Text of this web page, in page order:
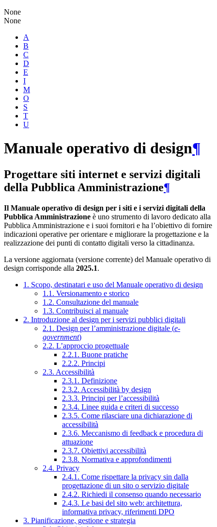
None
None
A
B
C
D
E
I
M
O
S
T
U
Manuale operativo di design¶
Progettare siti internet e servizi digitali
della Pubblica Amministrazione¶
Il Manuale operativo di design per i siti e i servizi digitali della
Pubblica Amministrazione è uno strumento di lavoro dedicato alla
Pubblica Amministrazione e i suoi fornitori e ha l’obiettivo di fornire
indicazioni operative per orientare e migliorare la progettazione e la
realizzazione dei punti di contatto digitali verso la cittadinanza.
La versione aggiornata (versione corrente) del Manuale operativo di
design corrisponde alla 2025.1.
1. Scopo, destinatari e uso del Manuale operativo di design
1.1. Versionamento e storico
1.2. Consultazione del manuale
1.3. Contribuisci al manuale
2. Introduzione al design per i servizi pubblici digitali
2.1. Design per l’amministrazione digitale (e-
government)
2.2. L’approccio progettuale
2.2.1. Buone pratiche
2.2.2. Principi
2.3. Accessibilità
2.3.1. Definizione
2.3.2. Accessibilità by design
2.3.3. Principi per l’accessibilità
2.3.4. Linee guida e criteri di successo
2.3.5. Come rilasciare una dichiarazione di
accessibilità
2.3.6. Meccanismo di feedback e procedura di
attuazione
2.3.7. Obiettivi accessibilità
2.3.8. Normativa e approfondimenti
2.4. Privacy
2.4.1. Come rispettare la privacy sin dalla
progettazione di un sito o servizio digitale
2.4.2. Richiedi il consenso quando necessario
2.4.3. Le basi del sito web: architettura,
informativa privacy, riferimenti DPO
3. Pianificazione, gestione e strategia